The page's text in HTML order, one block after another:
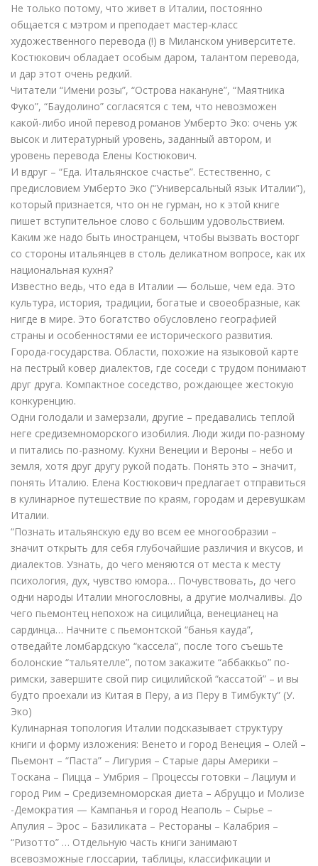
Не только потому, что живет в Италии, постоянно
общается с мэтром и преподает мастер-класс
художественного перевода (!) в Миланском университете.
Костюкович обладает особым даром, талантом перевода,
и дар этот очень редкий.
Читатели “Имени розы”, “Острова накануне”, “Маятника
Фуко”, “Баудолино” согласятся с тем, что невозможен
какой-либо иной перевод романов Умберто Эко: очень уж
высок и литературный уровень, заданный автором, и
уровень перевода Елены Костюкович.
И вдруг – “Еда. Итальянское счастье”. Естественно, с
предисловием Умберто Эко (“Универсальный язык Италии”),
который признается, что он не гурман, но к этой книге
пишет вступительное слово с большим удовольствием.
Каким же надо быть иностранцем, чтобы вызвать восторг
со стороны итальянцев в столь деликатном вопросе, как их
национальная кухня?
Известно ведь, что еда в Италии — больше, чем еда. Это
культура, история, традиции, богатые и своеобразные, как
нигде в мире. Это богатство обусловлено географией
страны и особенностями ее исторического развития.
Города-государства. Области, похожие на языковой карте
на пестрый ковер диалектов, где соседи с трудом понимают
друг друга. Компактное соседство, рождающее жестокую
конкуренцию.
Одни голодали и замерзали, другие – предавались теплой
неге средиземноморского изобилия. Люди жиди по-разному
и питались по-разному. Кухни Венеции и Вероны – небо и
земля, хотя друг другу рукой подать. Понять это – значит,
понять Италию. Елена Костюкович предлагает отправиться
в кулинарное путешествие по краям, городам и деревушкам
Италии.
“Познать итальянскую еду во всем ее многообразии –
значит открыть для себя глубочайшие различия и вкусов, и
диалектов. Узнать, до чего меняются от места к месту
психология, дух, чувство юмора… Почувствовать, до чего
одни народы Италии многословны, а другие молчаливы. До
чего пьемонтец непохож на сицилийца, венецианец на
сардинца… Начните с пьемонтской “банья кауда”,
отведайте ломбардскую “кассела”, после того съешьте
болонские “тальятелле”, потом закажите “аббаккьо” по-
римски, завершите свой пир сицилийской “кассатой” – и вы
будто проехали из Китая в Перу, а из Перу в Тимбукту” (У.
Эко)
Кулинарная топология Италии подсказывает структуру
книги и форму изложения: Венето и город Венеция – Олей –
Пьемонт – “Паста” – Лигурия – Старые дары Америки –
Тоскана – Пицца – Умбрия – Процессы готовки – Лациум и
город Рим – Средиземноморская диета – Абруццо и Молизе
-Демократия — Кампанья и город Неаполь – Сырье –
Апулия – Эрос – Базиликата – Рестораны – Калабрия –
“Ризотто” … Отдельную часть книги занимают
всевозможные глоссарии, таблицы, классификации и